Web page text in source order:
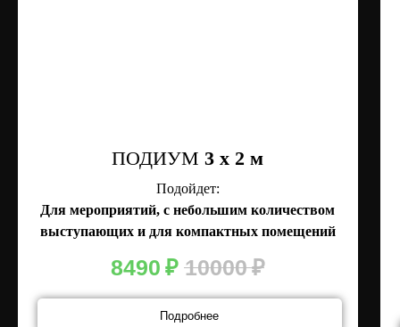
ПОДИУМ3 x 2 м
Подойдет:
Для мероприятий, с небольшим количеством
выступающих и для компактных помещений
8490 ₽ 10000₽
Подробнее